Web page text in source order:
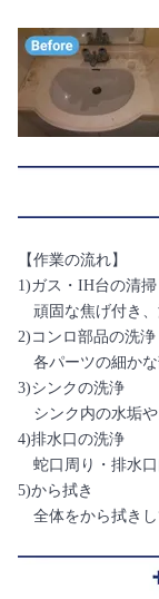
【作業の流れ】
1)ガス・IH台の清掃
頑固な焦げ付き、
2)コンロ部品の洗浄
各パーツの細かな
3)シンクの洗浄
シンク内の水垢や
4)排水口の洗浄
蛇口周り・排水口
5)から拭き
全体をから拭きし